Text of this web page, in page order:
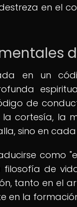
en el
en un
de
la cortesía, la
sino en
como
filosofía de
tanto en el
en la